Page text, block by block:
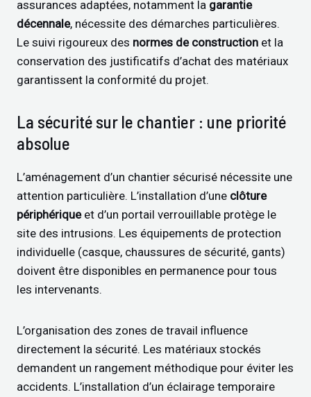
assurances adaptées, notamment la garantie
décennale, nécessite des démarches particulières.
Le suivi rigoureux des normes de construction et la
conservation des justificatifs d’achat des matériaux
garantissent la conformité du projet.
La sécurité sur le chantier : une priorité
absolue
L’aménagement d’un chantier sécurisé nécessite une
attention particulière. L’installation d’une clôture
périphériqueet d’un portail verrouillable protège le
site des intrusions. Les équipements de protection
individuelle (casque, chaussures de sécurité, gants)
doivent être disponibles en permanence pour tous
les intervenants.
L’organisation des zones de travail influence
directement la sécurité. Les matériaux stockés
demandent un rangement méthodique pour éviter les
accidents. L’installation d’un éclairage temporaire